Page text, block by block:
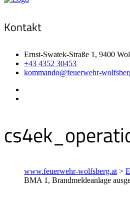
Kontakt
Ernst-Swatek-Straße 1, 9400
+43 4352 30453
kommando@feuerwehr-
www.feuerwehr-wolfsberg.at >
BMA 1, Brandmeldeanlage